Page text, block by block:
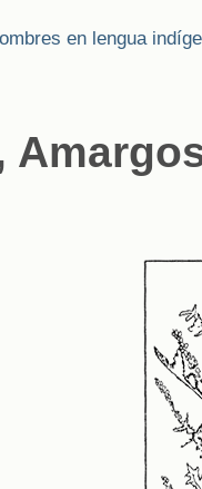
en lengua